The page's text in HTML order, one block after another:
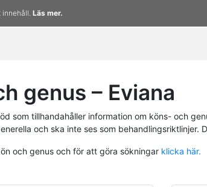
innehåll. Läs mer.
genus – Eviana
som tillhandahåller information om köns- och
och ska inte ses som
och genus och för att göra sökningar klicka här.